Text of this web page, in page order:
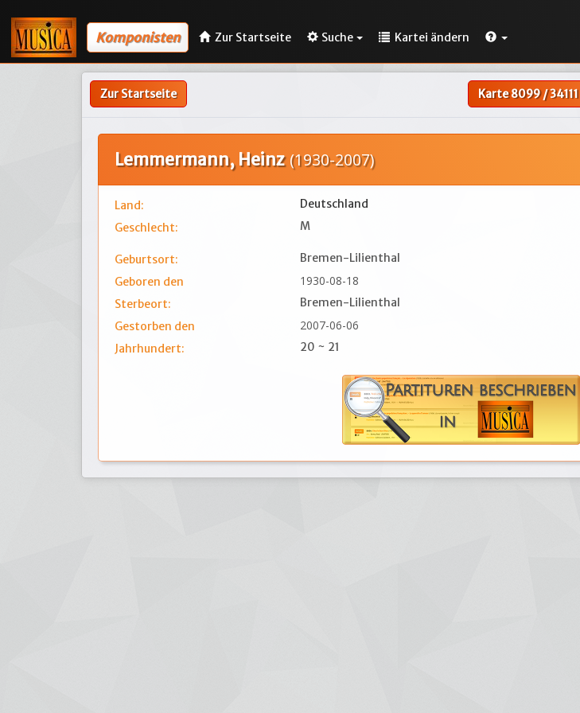
Komponisten Zur Startseite Suche Kartei ändern
Zur Startseite Karte8099/34111
Lemmermann, Heinz(1930-2007)
Land:
Deutschland
Geschlecht:
M
Geburtsort:
Bremen-Lilienthal
Geboren den
1930-08-18
Sterbeort:
Bremen-Lilienthal
Gestorben den
2007-06-06
Jahrhundert: 20 ~ 21